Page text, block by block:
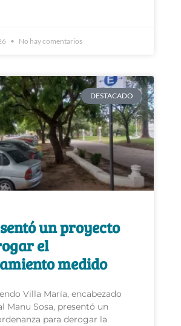
No hay comentarios
DESTACADO
un proyecto
el
medido
Villa María, encabezado
Manu Sosa, presentó un
para derogar la